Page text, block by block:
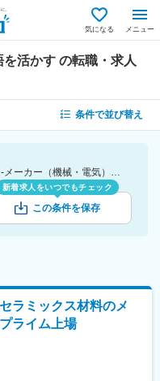
気になる メニュー
を活かす の転職・求人
条件で並び替え
[勤務地]群馬県 [業種]電子部品メーカー-メーカー（機械・電気）業界 [詳細条件](語学)英語を活かす
新着求人をいつでもチェック
この条件を保存
ラミックス材料のメ
ライム上場